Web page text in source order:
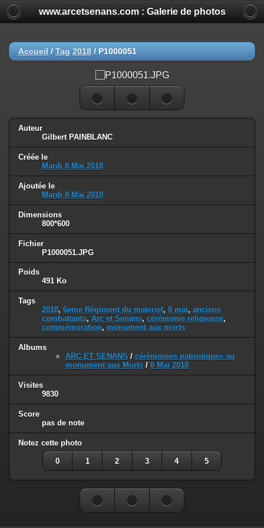
www.arcetsenans.com : Galerie de photos
Accueil / Tag 2018 / P1000051
Auteur
Gilbert PAINBLANC
Créée le
Mardi 8 Mai 2018
Ajoutée le
Mardi 8 Mai 2018
Dimensions
800*600
Fichier
P1000051.JPG
Poids
491 Ko
Tags
2018, 6eme Régiment du materiel , 8 mai, anciens
combattants, Arc et Senans, cérémonie religieuse,
commémoration, monument aux morts
Albums
ARC ET SENANS / cérémonies patriotiques au
monument aux Morts / 8 Mai 2018
Visites
9830
Score
pas de note
Notez cette photo
0 1 2 3 4 5